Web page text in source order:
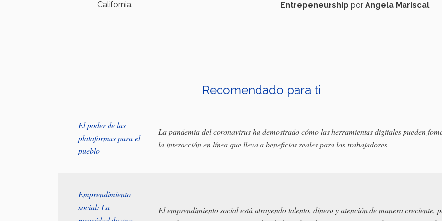
California.
Entrepeneurship por Ángela Mariscal.
Recomendado para ti
El poder de las
plataformas para el
pueblo
La pandemia del coronavirus ha demostrado cómo las herramientas digitales pueden
la interacción en línea que lleva a beneficios reales para los trabajadores.
Emprendimiento
social: La
El emprendimiento social está atrayendo talento, dinero y atención de manera creciente,